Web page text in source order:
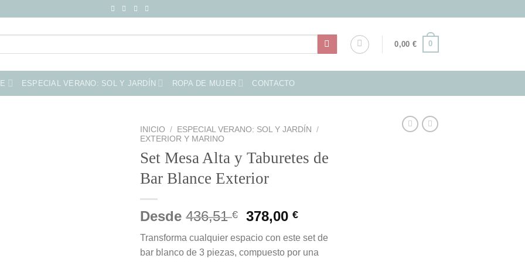
0,00 € 0
ESPECIAL VERANO: SOL Y JARDÍN ROPA DE MUJER CONTACTO
INICIO / ESPECIAL VERANO: SOL Y JARDÍN
/
EXTERIOR Y MARINO
Set Mesa Alta y Taburetes de
Bar Blance Exterior
Desde 436,51€
El
original
era:
378,00€El
actual
es:
Transforma cualquier espacio con este set de
bar blanco de 3 piezas, compuesto por una